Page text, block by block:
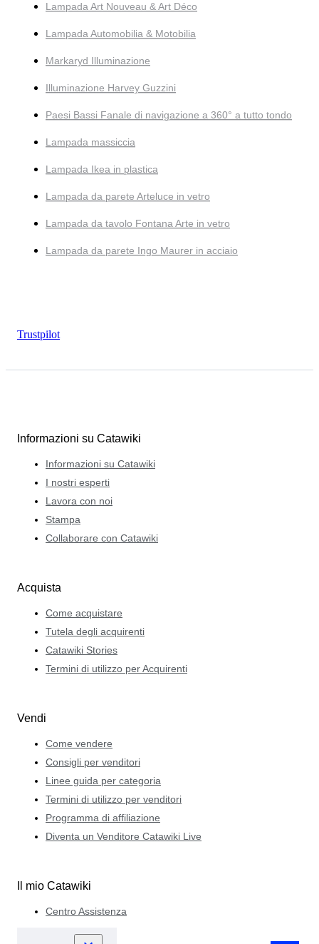
Lampada Art Nouveau & Art Déco
Lampada Automobilia & Motobilia
Markaryd Illuminazione
Illuminazione Harvey Guzzini
Paesi Bassi Fanale di navigazione a 360° a tutto tondo
Lampada massiccia
Lampada Ikea in plastica
Lampada da parete Arteluce in vetro
Lampada da tavolo Fontana Arte in vetro
Lampada da parete Ingo Maurer in acciaio
Trustpilot
Informazioni su Catawiki
Informazioni su Catawiki
I nostri esperti
Lavora con noi
Stampa
Collaborare con Catawiki
Acquista
Come acquistare
Tutela degli acquirenti
Catawiki Stories
Termini di utilizzo per Acquirenti
Vendi
Come vendere
Consigli per venditori
Linee guida per categoria
Termini di utilizzo per venditori
Programma di affiliazione
Diventa un Venditore Catawiki Live
Il mio Catawiki
Centro Assistenza